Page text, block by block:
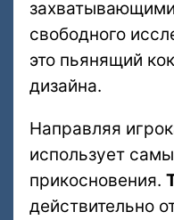
свободного
это пьянящий
дизайна.
Направляя
использует
прикосновения.
действительно